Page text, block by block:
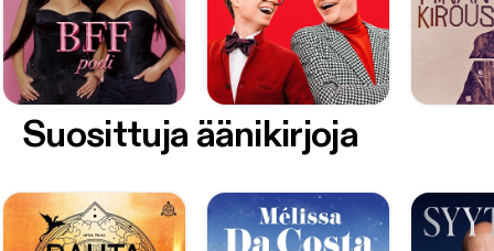
Suosittuja äänikirjoja